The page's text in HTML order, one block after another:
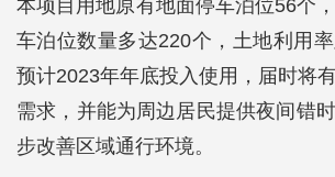
本项目用地原有地面停车泊位56个
车泊位数量多达220个，土地利用
预计2023年年底投入使用，届时将
需求，并能为周边居民提供夜间错
步改善区域通行环境。